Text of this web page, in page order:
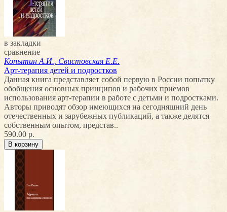
в закладки
сравнение
Копытин А.И., Свистовская Е.Е.
Арт-терапия детей и подростков
Данная книга представляет собой первую в России попытку
обобщения основных принципов и рабочих приемов
использования арт-терапии в работе с детьми и подростками.
Авторы приводят обзор имеющихся на сегодняшний день
отечественных и зарубежных публикаций, а также делятся
собственным опытом, представ..
590.00 р.